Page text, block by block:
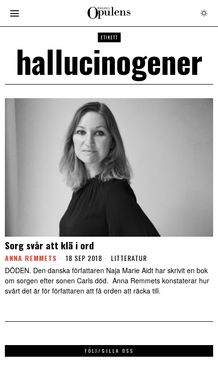
ETIKETT
hallucinogener
Sorg svår att klä i ord
ANNA REMMETS 18 SEP 2018 LITTERATUR
DÖDEN. Den danska författaren Naja Marie Aidt har skrivit en bok
om sorgen efter sonen Carls död. Anna Remmets konstaterar hur
svårt det är för författaren att få orden att räcka till.
FÖLJ/GILLA OSS